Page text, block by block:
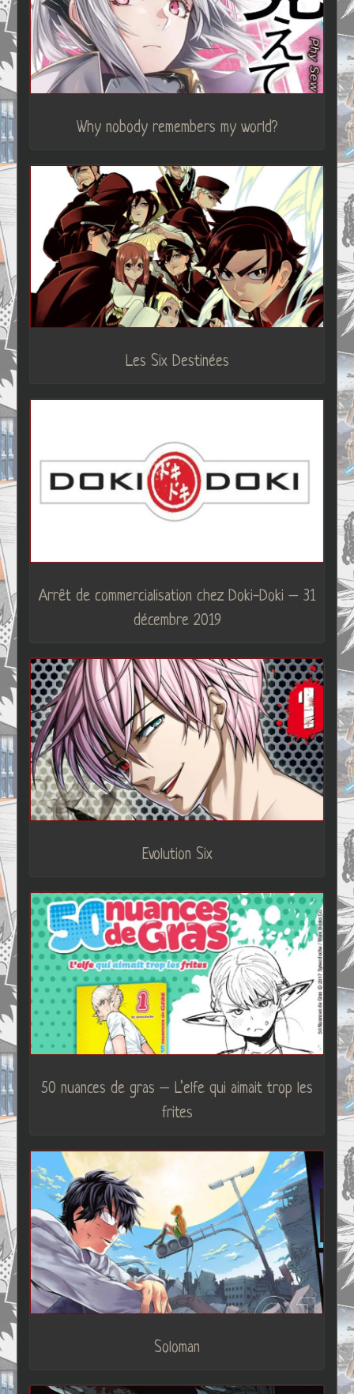
Why nobody remembers my world?
Les Six Destinées
Arrêt de commercialisation chez Doki-Doki – 31
décembre 2019
Evolution Six
50 nuances de gras – L’elfe qui aimait trop les
frites
Soloman